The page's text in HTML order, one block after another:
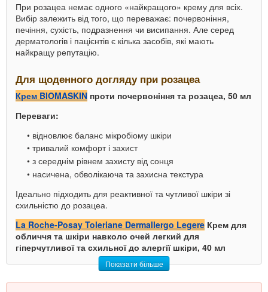
При розацеа немає одного «найкращого» крему для всіх.
Вибір залежить від того, що переважає: почервоніння,
печіння, сухість, подразнення чи висипання. Але серед
дерматологів і пацієнтів є кілька засобів, які мають
найкращу репутацію.
Для щоденного догляду при розацеа
Крем BIOMASKIN проти почервоніння та розацеа, 50 мл
Переваги:
відновлює баланс мікробіому шкіри
тривалий комфорт і захист
з середнім рівнем захисту від сонця
насичена, обволікаюча та захисна текстура
Ідеально підходить для реактивної та чутливої ​​шкіри зі
схильністю до розацеа.
La Roche-Posay Toleriane Dermallergo Legere Крем для
обличчя та шкіри навколо очей легкий для
гіперчутливої та схильної до алергії шкіри, 40 мл
Переваги:
дуже добре переноситься чутливою шкірою
Показати більше